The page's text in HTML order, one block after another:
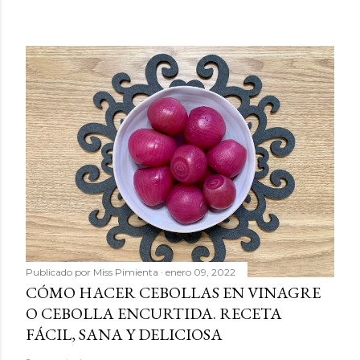
Publicado por Miss Pimienta enero 09, 2022
CÓMO HACER CEBOLLAS EN VINAGRE
O CEBOLLA ENCURTIDA. RECETA
FÁCIL, SANA Y DELICIOSA